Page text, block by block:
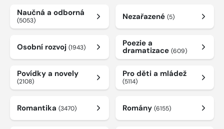
Naučná a odborná
(5053) Nezařazené (5)
Osobní rozvoj (1943) Poezie a
dramatizace (609)
Povídky a novely
(2108)
Pro děti a mládež
(5114)
Romantika (3470) Romány (6155)